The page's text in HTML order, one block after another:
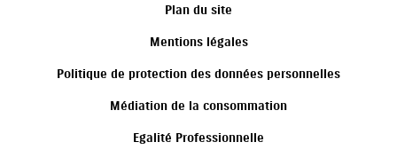
Plan du site
Mentions légales
Politique de protection des données personnelles
Médiation de la consommation
Egalité Professionnelle